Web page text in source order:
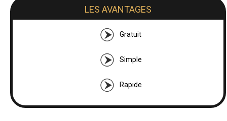
LES AVANTAGES
Gratuit
Simple
Rapide